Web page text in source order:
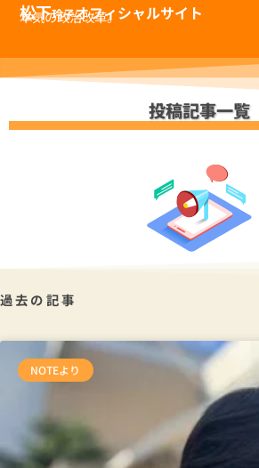
松下玲子オフィシャルサイト
本気の政治改革。
投稿記事一覧
過去の記事
NOTEより